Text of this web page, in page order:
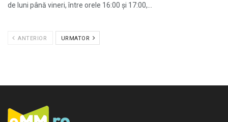
de luni până vineri, între orele 16:00 și 17:00,...
ANTERIOR URMATOR